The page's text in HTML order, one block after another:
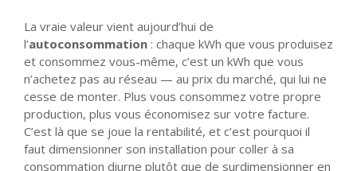
La vraie valeur vient aujourd’hui de
l’autoconsommation : chaque kWh que vous produisez
et consommez vous-même, c’est un kWh que vous
n’achetez pas au réseau — au prix du marché, qui lui ne
cesse de monter. Plus vous consommez votre propre
production, plus vous économisez sur votre facture.
C’est là que se joue la rentabilité, et c’est pourquoi il
faut dimensionner son installation pour coller à sa
consommation diurne plutôt que de surdimensionner en